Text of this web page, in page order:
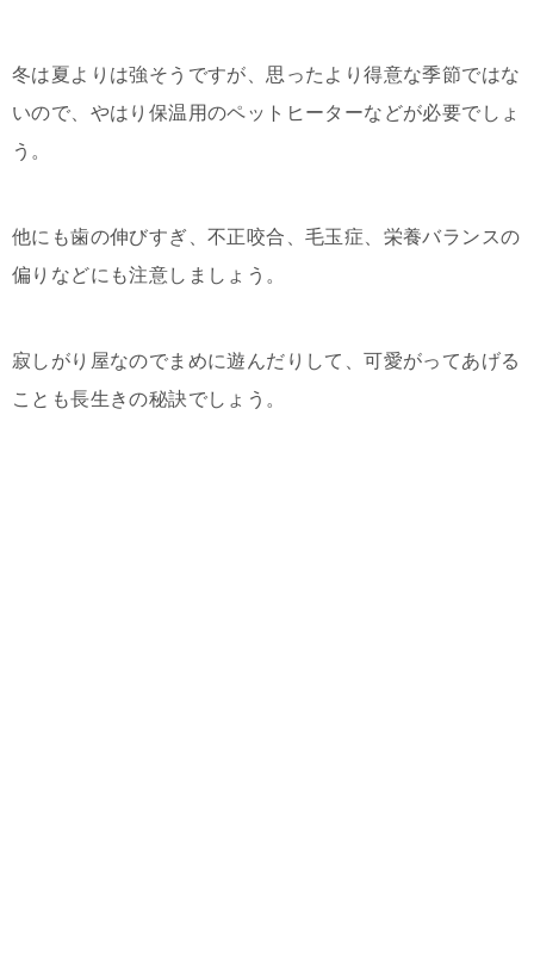
冬は夏よりは強そうですが、思ったより得意な季節ではな
いので、やはり保温用のペットヒーターなどが必要でしょ
う。
他にも歯の伸びすぎ、不正咬合、毛玉症、栄養バランスの
偏りなどにも注意しましょう。
寂しがり屋なのでまめに遊んだりして、可愛がってあげる
ことも長生きの秘訣でしょう。